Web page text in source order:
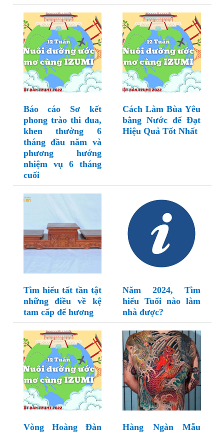
Báo cáo Sơ kết
phong trào thi đua,
khen thưởng 6
tháng đầu năm và
phương hướng
nhiệm vụ 6 tháng
cuối
Cách Làm Bùa Yêu
bằng Nước để Đạt
Hiệu Quả Tốt Nhất
Tìm hiểu tất tần tật
những điều về kệ
tam cấp để hương
Năm 2024, Tìm
hiểu Tuổi nào làm
nhà được?
Vòng Hoàng Đàn Hàng Ngàn Mẫu